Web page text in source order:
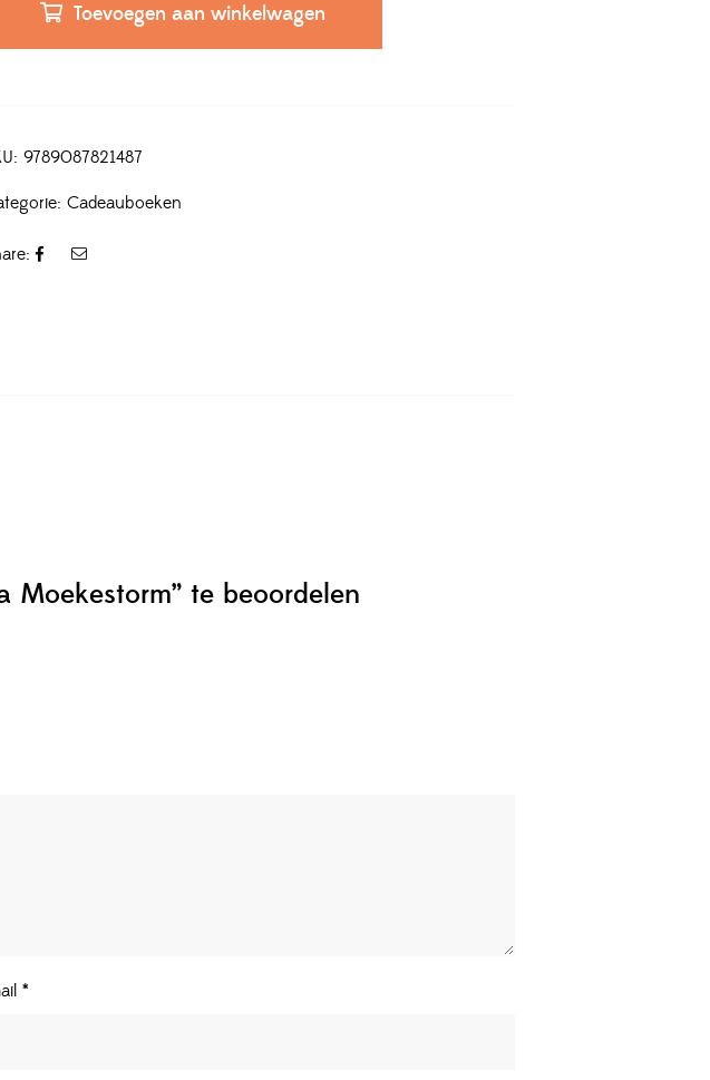
Toevoegen aan winkelwagen
9789087821487
Cadeauboeken
Moekestorm” te beoordelen
*